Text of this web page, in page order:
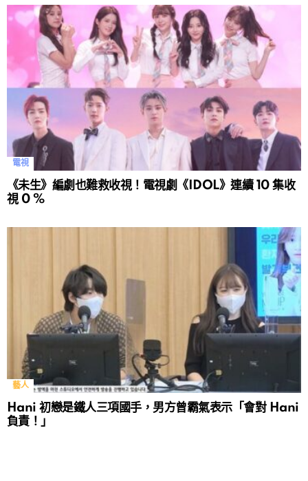
電視
《未生》編劇也難救收視！電視劇《IDOL》連續 10 集收
視 0 %
藝人
Hani 初戀是鐵人三項國手，男方曾霸氣表示「會對 Hani
負責！」